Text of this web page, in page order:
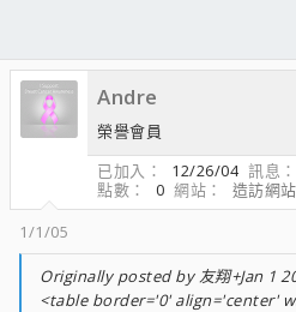
Andre
榮譽會員
已加入
12/26/04 訊息
點數
0 網站
造訪網站
1/1/05
Originally posted by 友翔+Jan 1
<table border='0' align='center'